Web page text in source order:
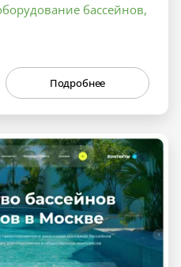
бассейнов,
Подробнее